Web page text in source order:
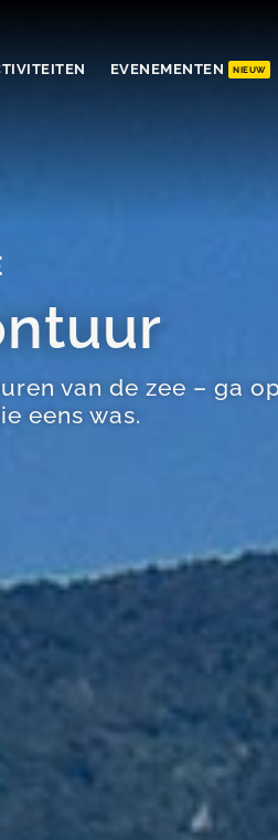
EVENEMENTEN NIEUW
van de zee – ga
eens was.